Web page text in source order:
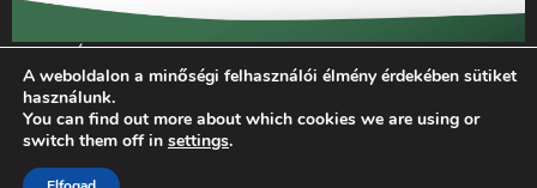
„Az Új Ember katolikus hetilap 2014. évi működésének
támogatását az EGYH-KCP-14-P-0121 sz. támogatási
szerződés keretében 3 000 000 Ft összegben támogatta az
Emberi Erőforrások Minisztériuma.”
A weboldalon a minőségi felhasználói élmény érdekében sütiket
használunk.
You can find out more about which cookies we are using or
switch them off in settings.